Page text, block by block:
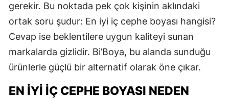
gerekir. Bu noktada pek çok kişinin aklındaki
ortak soru şudur: En iyi iç cephe boyası hangisi?
Cevap ise beklentilere uygun kaliteyi sunan
markalarda gizlidir. Bi’Boya, bu alanda sunduğu
ürünlerle güçlü bir alternatif olarak öne çıkar.
EN İYI İÇ CEPHE BOYASI NEDEN